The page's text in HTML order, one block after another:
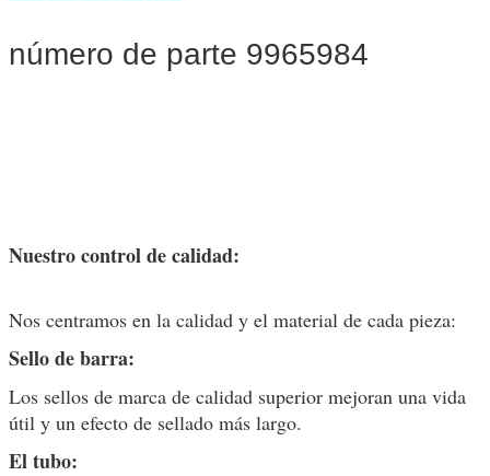
número de parte 9965984
Nuestro control de calidad:
Nos centramos en la calidad y el material de cada pieza:
Sello de barra:
Los sellos de marca de calidad superior mejoran una vida
útil y un efecto de sellado más largo.
El tubo: